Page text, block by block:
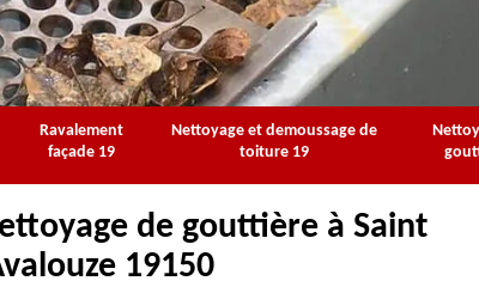
Ravalement
façade 19
Nettoyage et demoussage de
toiture 19
de gouttière à Saint
19150